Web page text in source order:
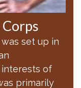
set up in
of
primarily